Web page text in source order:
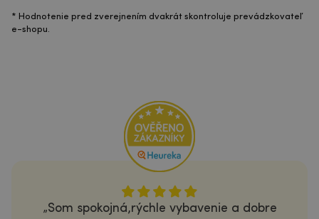
* Hodnotenie pred zverejnením dvakrát skontroluje prevádzkovateľ
e-shopu.
Som spokojná,rýchle vybavenie a dobre